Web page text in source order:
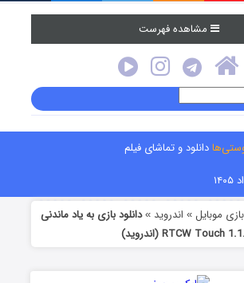
مشاهده فهرست
دانلود و تماشای فیلم
بازی موبایل » اندروید »دانلود بازی به یاد ماندنی